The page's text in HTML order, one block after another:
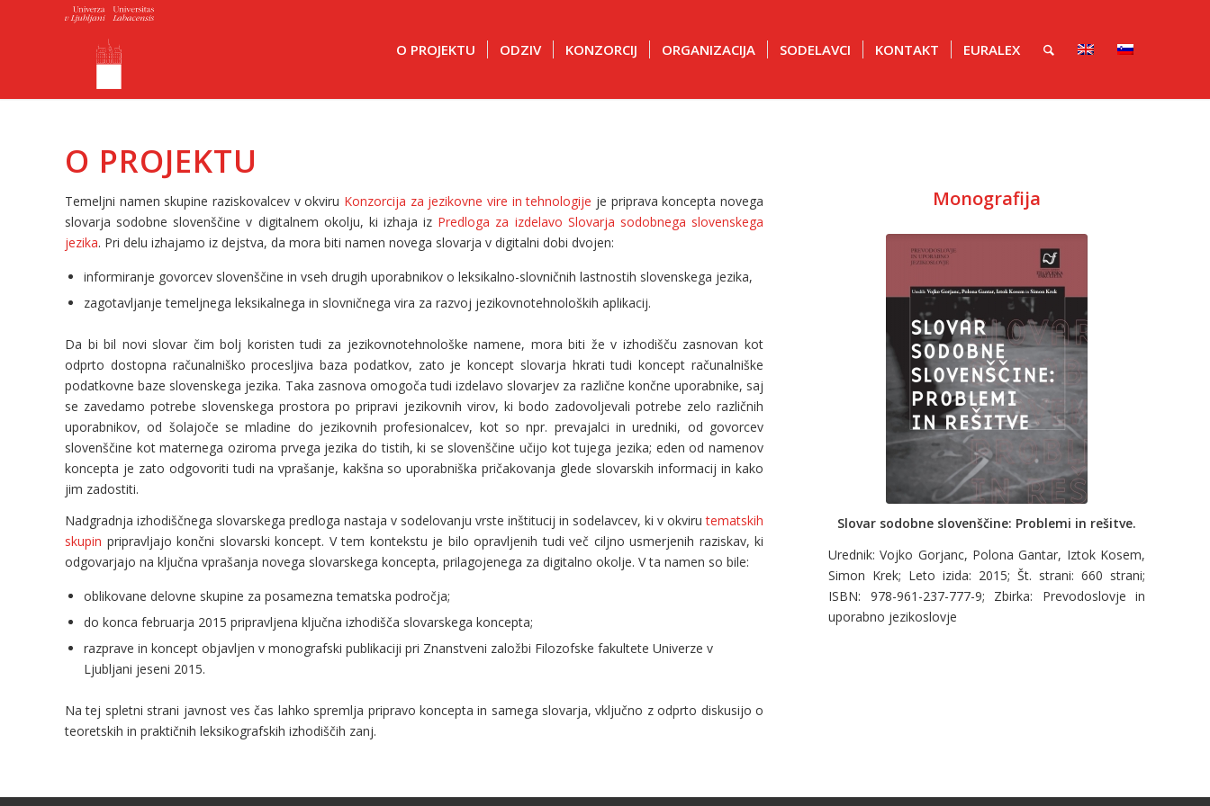
O PROJEKTU ODZIV KONZORCIJ ORGANIZACIJA SODELAVCI KONTAKT EURALEX
O PROJEKTU
Temeljni namen skupine raziskovalcev v okviru Konzorcija za jezikovne vire in tehnologije je priprava koncepta novega
slovarja sodobne slovenščine v digitalnem okolju, ki izhaja iz Predloga za izdelavo Slovarja sodobnega slovenskega
jezika. Pri delu izhajamo iz dejstva, da mora biti namen novega slovarja v digitalni dobi dvojen:
informiranje govorcev slovenščine in vseh drugih uporabnikov o leksikalno-slovničnih lastnostih slovenskega jezika,
zagotavljanje temeljnega leksikalnega in slovničnega vira za razvoj jezikovnotehnoloških aplikacij.
Da bi bil novi slovar čim bolj koristen tudi za jezikovnotehnološke namene, mora biti že v izhodišču zasnovan kot
odprto dostopna računalniško procesljiva baza podatkov, zato je koncept slovarja hkrati tudi koncept računalniške
podatkovne baze slovenskega jezika. Taka zasnova omogoča tudi izdelavo slovarjev za različne končne uporabnike, saj
se zavedamo potrebe slovenskega prostora po pripravi jezikovnih virov, ki bodo zadovoljevali potrebe zelo različnih
uporabnikov, od šolajoče se mladine do jezikovnih profesionalcev, kot so npr. prevajalci in uredniki, od govorcev
slovenščine kot maternega oziroma prvega jezika do tistih, ki se slovenščine učijo kot tujega jezika; eden od namenov
koncepta je zato odgovoriti tudi na vprašanje, kakšna so uporabniška pričakovanja glede slovarskih informacij in kako
jim zadostiti.
Nadgradnja izhodiščnega slovarskega predloga nastaja v sodelovanju vrste inštitucij in sodelavcev, ki v okvirutematskih
skupin pripravljajo končni slovarski koncept. V tem kontekstu je bilo opravljenih tudi več ciljno usmerjenih raziskav, ki
odgovarjajo na ključna vprašanja novega slovarskega koncepta, prilagojenega za digitalno okolje. V ta namen so bile:
oblikovane delovne skupine za posamezna tematska področja;
do konca februarja 2015 pripravljena ključna izhodišča slovarskega koncepta;
razprave in koncept objavljen v monografski publikaciji pri Znanstveni založbi Filozofske fakultete Univerze v
Ljubljani jeseni 2015.
Na tej spletni strani javnost ves čas lahko spremlja pripravo koncepta in samega slovarja, vključno z odprto diskusijo o
teoretskih in praktičnih leksikografskih izhodiščih zanj.
Monografija
Slovar sodobne slovenščine: Problemi in rešitve.
Urednik: Vojko Gorjanc, Polona Gantar, Iztok Kosem,
Simon Krek; Leto izida: 2015; Št. strani: 660 strani;
ISBN: 978-961-237-777-9; Zbirka: Prevodoslovje in
uporabno jezikoslovje